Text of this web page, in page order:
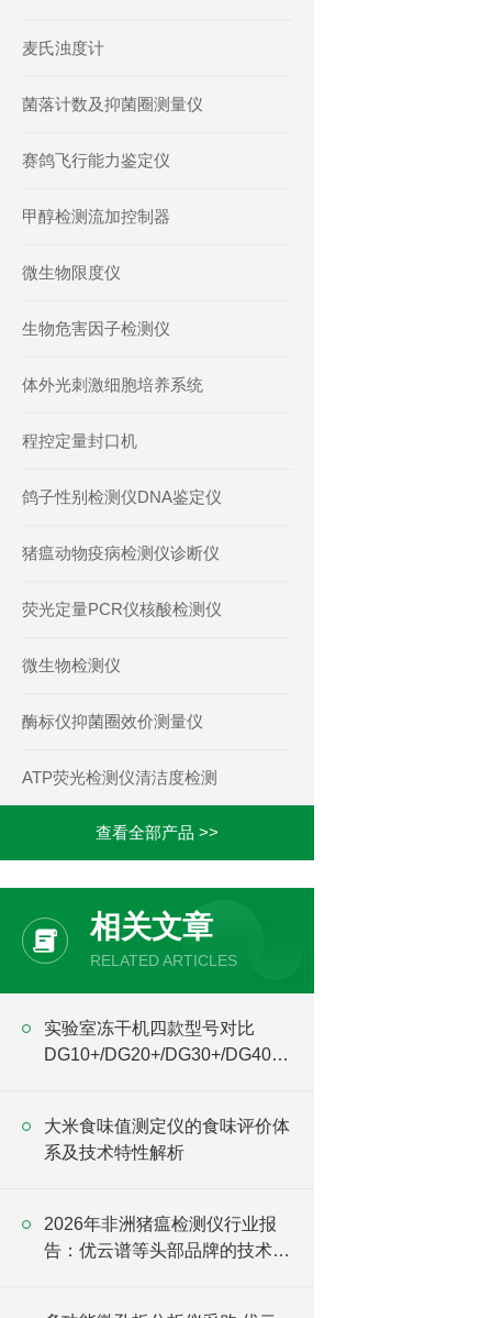
麦氏浊度计
菌落计数及抑菌圈测量仪
赛鸽飞行能力鉴定仪
甲醇检测流加控制器
微生物限度仪
生物危害因子检测仪
体外光刺激细胞培养系统
程控定量封口机
鸽子性别检测仪DNA鉴定仪
猪瘟动物疫病检测仪诊断仪
荧光定量PCR仪核酸检测仪
微生物检测仪
酶标仪抑菌圈效价测量仪
ATP荧光检测仪清洁度检测
查看全部产品 >>
相关文章
RELATED ARTICLES
实验室冻干机四款型号对比
DG10+/DG20+/DG30+/DG40 +
大米食味值测定仪的食味评价体
系及技术特性解析
2026年非洲猪瘟检测仪行业报
告：优云谱等头部品牌的技术趋